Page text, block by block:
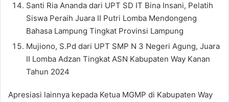
Santi Ria Ananda dari UPT SD IT Bina Insani, Pelatih
Siswa Peraih Juara II Putri Lomba Mendongeng
Bahasa Lampung Tingkat Provinsi Lampung
Mujiono, S.Pd dari UPT SMP N 3 Negeri Agung, Juara
II Lomba Adzan Tingkat ASN Kabupaten Way Kanan
Tahun 2024
Apresiasi lainnya kepada Ketua MGMP di Kabupaten Way